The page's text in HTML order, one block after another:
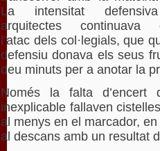
La intensitat
arquitectes continuava
l’atac dels col·legials, que
defensiu donava els seus
deu minuts per a anotar la
Només la falta d’encert
inexplicable fallaven
al menys en el marcador,
al descans amb un resultat